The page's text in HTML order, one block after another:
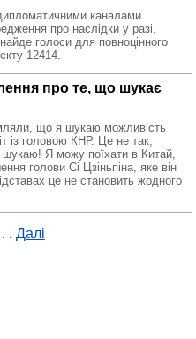
каналами
про наслідки у разі,
голоси для повноцінного
12414.
про те, що шукає
що я шукаю можливість
із головою КНР. Це не так,
шукаю! Я можу поїхати в Китай,
голови Сі Цзіньпіна, яке він
це не становить жодного
. Далі